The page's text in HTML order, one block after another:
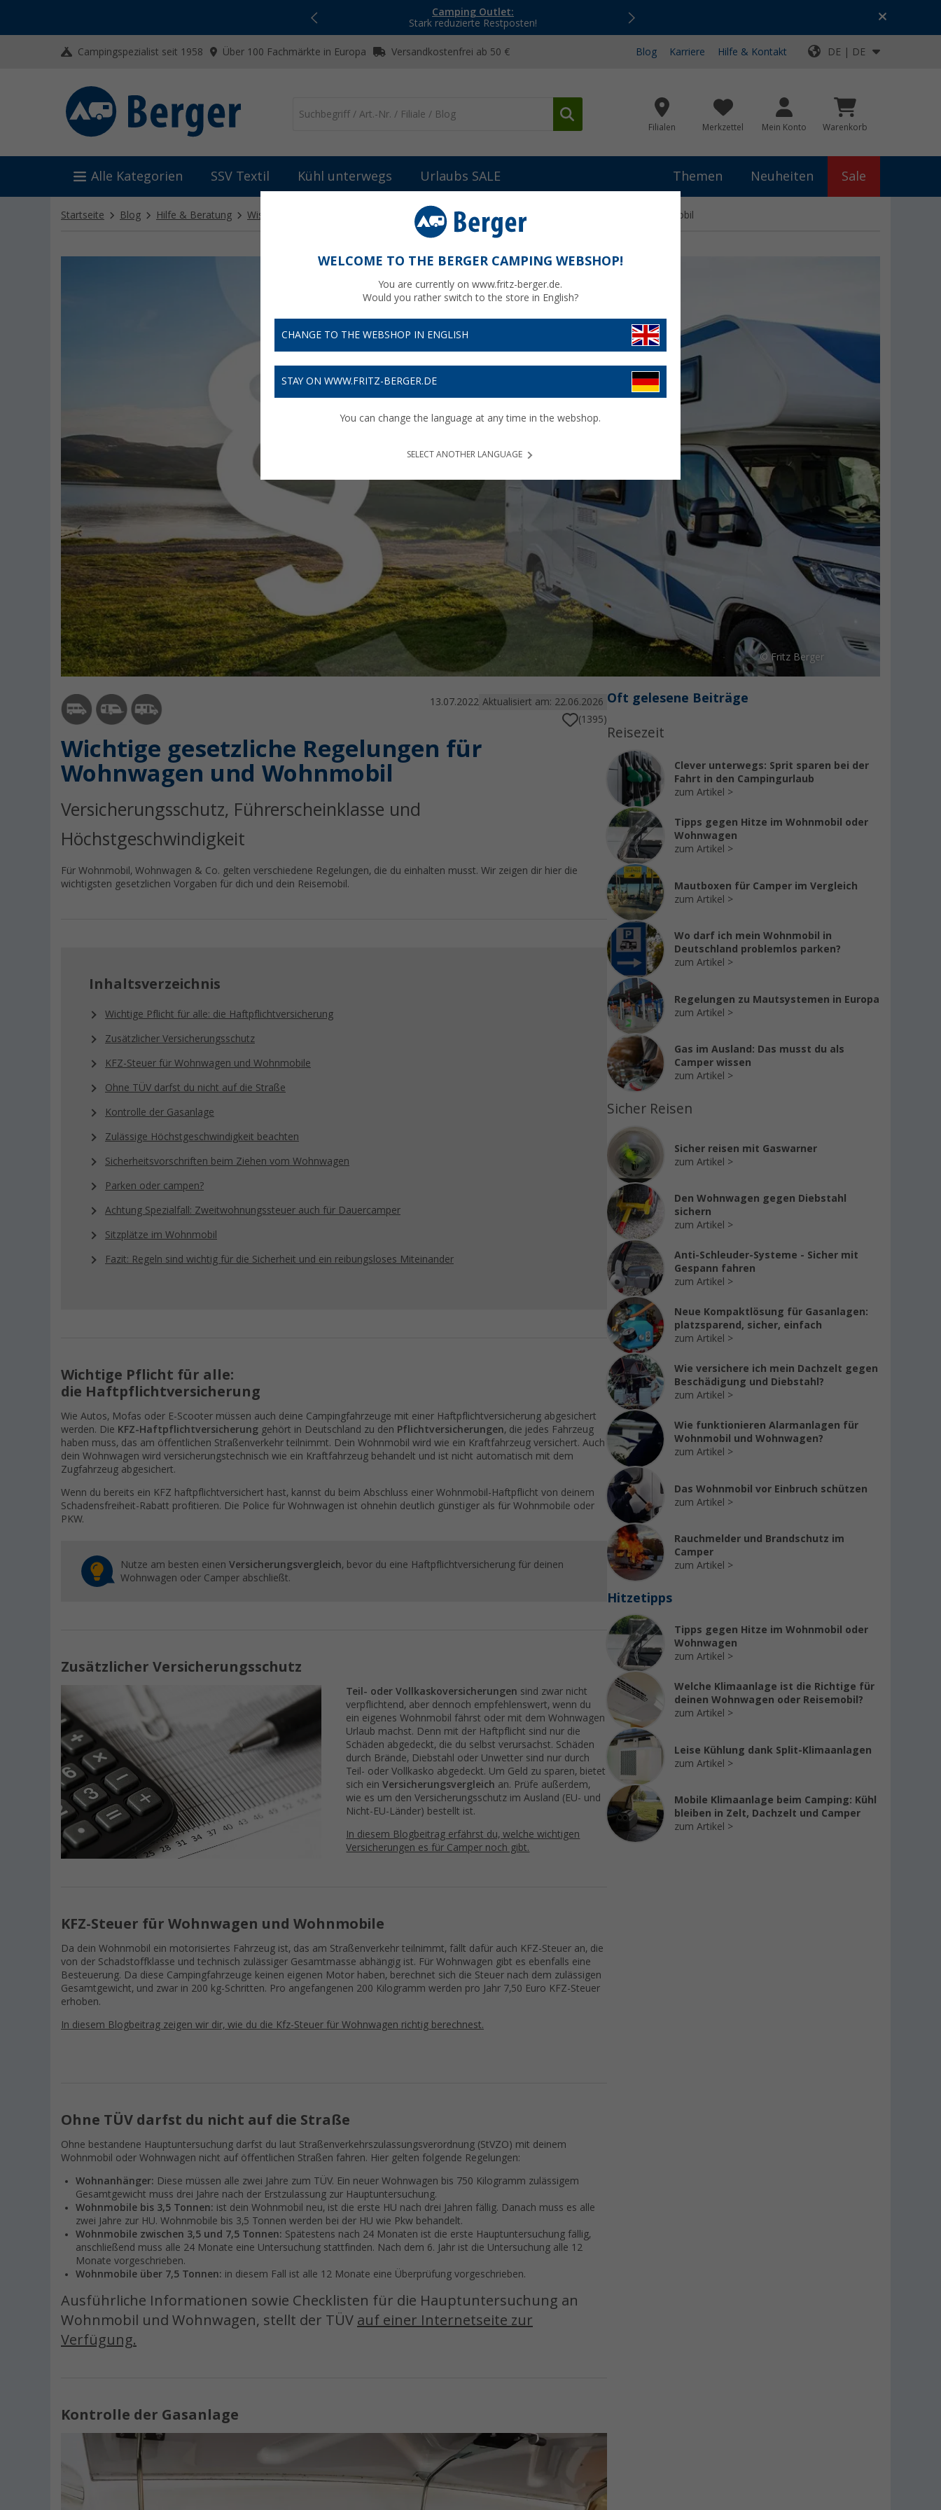
Camping Outlet:
Stark reduzierte Restposten!
Top-Deals für dein Abenteuer!
Campingspezialist seit 1958 Über 100 Fachmärkte in Europa Versandkostenfrei ab 50 € Blog Karriere Hilfe & Kontakt DE | DE
Filialen Merkzettel Mein Konto Warenkorb
Alle Kategorien SSV Textil Kühl unterwegs Urlaubs SALE Themen Neuheiten Sale
Startseite Blog Hilfe & Beratung Wissen für Campingeinsteiger Wichtige gesetzliche Regelungen für Wohnwagen und Wohnmobil
© Fritz Berger
13.07.2022 Aktualisiert am: 22.06.2026
(1395)
Wichtige gesetzliche Regelungen für
Wohnwagen und Wohnmobil
Versicherungsschutz, Führerscheinklasse und
Höchstgeschwindigkeit
Für Wohnmobil, Wohnwagen & Co. gelten verschiedene Regelungen, die du einhalten musst. Wir zeigen dir hier die
wichtigsten gesetzlichen Vorgaben für dich und dein Reisemobil.
Inhaltsverzeichnis
Wichtige Pflicht für alle: die Haftpflichtversicherung
Zusätzlicher Versicherungsschutz
KFZ-Steuer für Wohnwagen und Wohnmobile
Ohne TÜV darfst du nicht auf die Straße
Kontrolle der Gasanlage
Zulässige Höchstgeschwindigkeit beachten
Sicherheitsvorschriften beim Ziehen vom Wohnwagen
Parken oder campen?
Achtung Spezialfall: Zweitwohnungssteuer auch für Dauercamper
Sitzplätze im Wohnmobil
Fazit: Regeln sind wichtig für die Sicherheit und ein reibungsloses Miteinander
Wichtige Pflicht für alle:
die Haftpflichtversicherung
Wie Autos, Mofas oder E-Scooter müssen auch deine Campingfahrzeuge mit einer Haftpflichtversicherung abgesichert
werden. Die KFZ-Haftpflichtversicherung gehört in Deutschland zu den Pflichtversicherungen, die jedes Fahrzeug
haben muss, das am öffentlichen Straßenverkehr teilnimmt. Dein Wohnmobil wird wie ein Kraftfahrzeug versichert. Auch
dein Wohnwagen wird versicherungstechnisch wie ein Kraftfahrzeug behandelt und ist nicht automatisch mit dem
Zugfahrzeug abgesichert.
Wenn du bereits ein KFZ haftpflichtversichert hast, kannst du beim Abschluss einer Wohnmobil-Haftpflicht von deinem
Schadensfreiheit-Rabatt profitieren. Die Police für Wohnwagen ist ohnehin deutlich günstiger als für Wohnmobile oder
PKW.
Nutze am besten einen Versicherungsvergleich, bevor du eine Haftpflichtversicherung für deinen
Wohnwagen oder Camper abschließt.
Zusätzlicher Versicherungsschutz
Teil- oder Vollkaskoversicherungen sind zwar nicht
verpflichtend, aber dennoch empfehlenswert, wenn du
ein eigenes Wohnmobil fährst oder mit dem Wohnwagen
Urlaub machst. Denn mit der Haftpflicht sind nur die
Schäden abgedeckt, die du selbst verursachst. Schäden
durch Brände, Diebstahl oder Unwetter sind nur durch
Teil- oder Vollkasko abgedeckt. Um Geld zu sparen, bietet
sich einVersicherungsvergleich an. Prüfe außerdem,
wie es um den Versicherungsschutz im Ausland (EU- und
Nicht-EU-Länder) bestellt ist.
In diesem Blogbeitrag erfährst du, welche wichtigen
Versicherungen es für Camper noch gibt.
KFZ-Steuer für Wohnwagen und Wohnmobile
Da dein Wohnmobil ein motorisiertes Fahrzeug ist, das am Straßenverkehr teilnimmt, fällt dafür auch KFZ-Steuer an, die
von der Schadstoffklasse und technisch zulässiger Gesamtmasse abhängig ist. Für Wohnwagen gibt es ebenfalls eine
Besteuerung. Da diese Campingfahrzeuge keinen eigenen Motor haben, berechnet sich die Steuer nach dem zulässigen
Gesamtgewicht, und zwar in 200 kg-Schritten. Pro angefangenen 200 Kilogramm werden pro Jahr 7,50 Euro KFZ-Steuer
erhoben.
In diesem Blogbeitrag zeigen wir dir, wie du die Kfz-Steuer für Wohnwagen richtig berechnest.
Ohne TÜV darfst du nicht auf die Straße
Ohne bestandene Hauptuntersuchung darfst du laut Straßenverkehrszulassungsverordnung (StVZO) mit deinem
Wohnmobil oder Wohnwagen nicht auf öffentlichen Straßen fahren. Hier gelten folgende Regelungen:
Wohnanhänger: Diese müssen alle zwei Jahre zum TÜV. Ein neuer Wohnwagen bis 750 Kilogramm zulässigem
Gesamtgewicht muss drei Jahre nach der Erstzulassung zur Hauptuntersuchung.
Wohnmobile bis 3,5 Tonnen: ist dein Wohnmobil neu, ist die erste HU nach drei Jahren fällig. Danach muss es alle
zwei Jahre zur HU. Wohnmobile bis 3,5 Tonnen werden bei der HU wie Pkw behandelt.
Wohnmobile zwischen 3,5 und 7,5 Tonnen: Spätestens nach 24 Monaten ist die erste Hauptuntersuchung fällig,
anschließend muss alle 24 Monate eine Untersuchung stattfinden. Nach dem 6. Jahr ist die Untersuchung alle 12
Monate vorgeschrieben.
Wohnmobile über 7,5 Tonnen: in diesem Fall ist alle 12 Monate eine Überprüfung vorgeschrieben.
Ausführliche Informationen sowie Checklisten für die Hauptuntersuchung an
Wohnmobil und Wohnwagen, stellt der TÜV auf einer Internetseite zur
Verfügung.
Kontrolle der Gasanlage
Oft gelesene Beiträge
Reisezeit
Clever unterwegs: Sprit sparen bei der
Fahrt in den Campingurlaub
zum Artikel
Tipps gegen Hitze im Wohnmobil oder
Wohnwagen
zum Artikel
Mautboxen für Camper im Vergleich
zum Artikel
Wo darf ich mein Wohnmobil in
Deutschland problemlos parken?
zum Artikel
Regelungen zu Mautsystemen in Europa
zum Artikel
Gas im Ausland: Das musst du als
Camper wissen
zum Artikel
Sicher Reisen
Sicher reisen mit Gaswarner
zum Artikel
Den Wohnwagen gegen Diebstahl
sichern
zum Artikel
Anti-Schleuder-Systeme - Sicher mit
Gespann fahren
zum Artikel
Neue Kompaktlösung für Gasanlagen:
platzsparend, sicher, einfach
zum Artikel
Wie versichere ich mein Dachzelt gegen
Beschädigung und Diebstahl?
zum Artikel
Wie funktionieren Alarmanlagen für
Wohnmobil und Wohnwagen?
zum Artikel
Das Wohnmobil vor Einbruch schützen
zum Artikel
Rauchmelder und Brandschutz im
Camper
zum Artikel
Hitzetipps
Tipps gegen Hitze im Wohnmobil oder
Wohnwagen
zum Artikel
Welche Klimaanlage ist die Richtige für
deinen Wohnwagen oder Reisemobil?
zum Artikel
Leise Kühlung dank Split-Klimaanlagen
zum Artikel
Mobile Klimaanlage beim Camping: Kühl
bleiben in Zelt, Dachzelt und Camper
zum Artikel
WELCOME TO THE BERGER CAMPING WEBSHOP!
You are currently on www.fritz-berger.de.
Would you rather switch to the store in English?
CHANGE TO THE WEBSHOP IN ENGLISH
STAY ON WWW.FRITZ-BERGER.DE
You can change the language at any time in the webshop.
SELECT ANOTHER LANGUAGE